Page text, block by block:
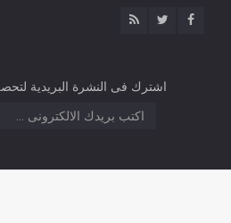
اشترك فى النشرة البريدية